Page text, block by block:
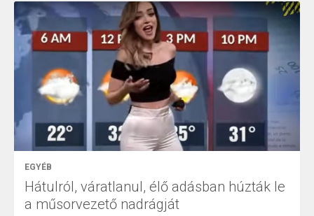
EGYÉB
Hátulról, váratlanul, élő adásban húzták le
a műsorvezető nadrágját